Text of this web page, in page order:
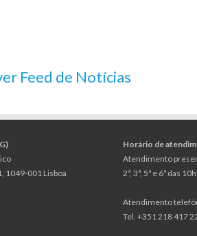
Feed de Notícias
1049-001 Lisboa
Horário de
Atendimento
2ª, 3ª, 5ª e 6ª das
Atendimento
Tel. +351 218 417